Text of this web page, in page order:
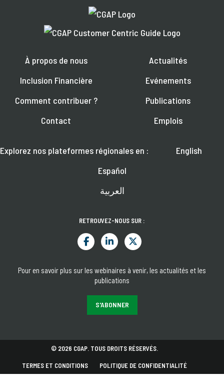
À propos de nous
Inclusion Financière
Comment contribuer ?
Contact
Actualités
Evénements
Publications
Emplois
Explorez nos plateformes régionales en :
English
Español
العربية
RETROUVEZ-NOUS SUR :
Pour en savoir plus sur les webinaires à venir, les actualités et les
publications
S'ABONNER
© 2026 CGAP. TOUS DROITS RÉSERVÉS.
TERMES ET CONDITIONS POLITIQUE DE CONFIDENTIALITÉ